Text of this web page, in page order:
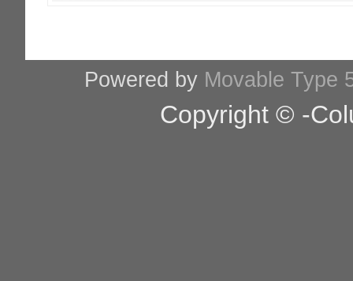
Powered by Movable Type
Copyright © -